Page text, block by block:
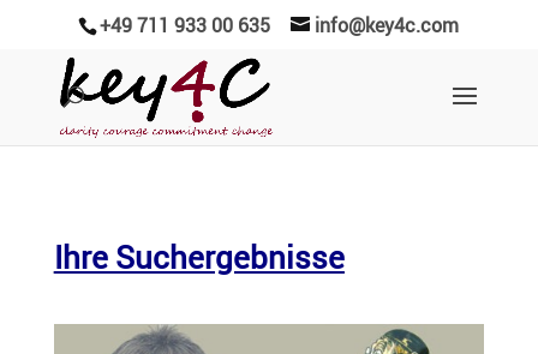
+49 711 933 00 635 info@key4c.com
Ihre Suchergebnisse